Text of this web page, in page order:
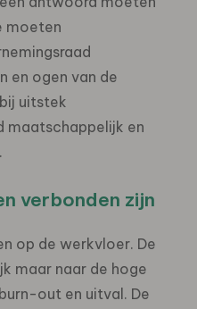
moeten
en ogen van de
uitstek
maatschappelijk en
verbonden zijn
op de werkvloer. De
maar naar de hoge
out en uitval. De